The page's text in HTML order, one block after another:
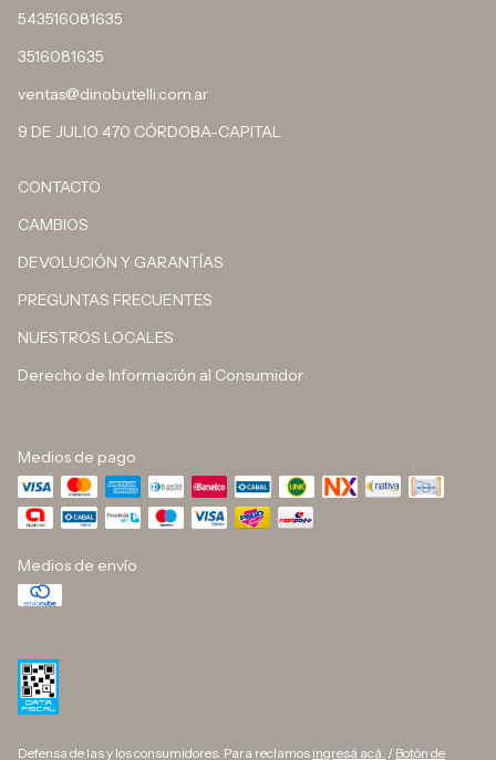
543516081635
3516081635
ventas@dinobutelli.com.ar
9 DE JULIO 470 CÓRDOBA-CAPITAL
CONTACTO
CAMBIOS
DEVOLUCIÓN Y GARANTÍAS
PREGUNTAS FRECUENTES
NUESTROS LOCALES
Derecho de Información al Consumidor
Medios de pago
Medios de envío
Defensa de las y los consumidores. Para reclamos ingresá acá. / Botón de